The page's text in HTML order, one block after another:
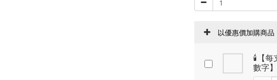
以優惠價加購商品
🕯️【每
數字